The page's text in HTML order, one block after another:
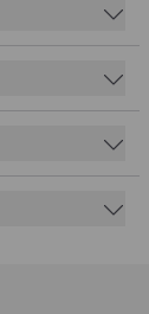
kommen Sie
.